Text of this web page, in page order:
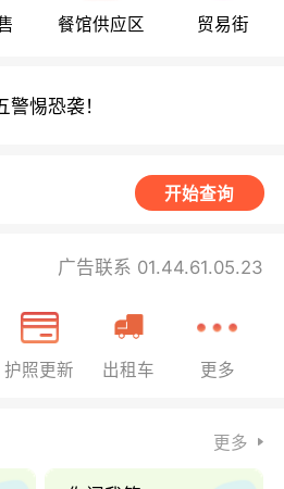
餐馆供应区 贸易街
警惕恐袭！
开始查询
广告联系 01.44.61.05.23
护照更新 出租车 更多
更多